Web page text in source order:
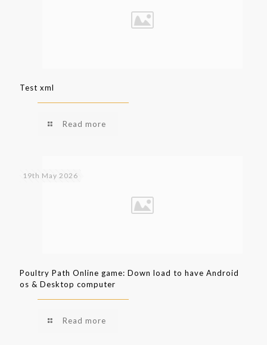
Test xml
Read more
19th May 2026
Poultry Path Online game: Down load to have Android
os & Desktop computer
Read more